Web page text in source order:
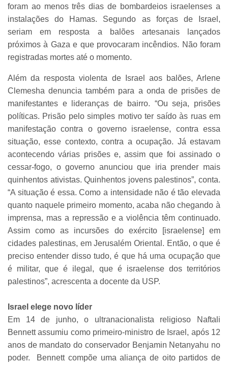
foram ao menos três dias de bombardeios israelenses a
instalações do Hamas. Segundo as forças de Israel,
seriam em resposta a balões artesanais lançados
próximos à Gaza e que provocaram incêndios. Não foram
registradas mortes até o momento.
Além da resposta violenta de Israel aos balões, Arlene
Clemesha denuncia também para a onda de prisões de
manifestantes e lideranças de bairro. “Ou seja, prisões
políticas. Prisão pelo simples motivo ter saído às ruas em
manifestação contra o governo israelense, contra essa
situação, esse contexto, contra a ocupação. Já estavam
acontecendo várias prisões e, assim que foi assinado o
cessar-fogo, o governo anunciou que iria prender mais
quinhentos ativistas. Quinhentos jovens palestinos”, conta.
“A situação é essa. Como a intensidade não é tão elevada
quanto naquele primeiro momento, acaba não chegando à
imprensa, mas a repressão e a violência têm continuado.
Assim como as incursões do exército [israelense] em
cidades palestinas, em Jerusalém Oriental. Então, o que é
preciso entender disso tudo, é que há uma ocupação que
é militar, que é ilegal, que é israelense dos territórios
palestinos”, acrescenta a docente da USP.
Israel elege novo líder
Em 14 de junho, o ultranacionalista religioso Naftali
Bennett assumiu como primeiro-ministro de Israel, após 12
anos de mandato do conservador Benjamin Netanyahu no
poder. Bennett compõe uma aliança de oito partidos de